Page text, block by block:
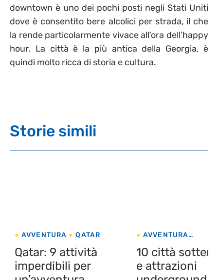
downtown è uno dei pochi posti negli Stati Uniti
dove è consentito bere alcolici per strada, il che
la rende particolarmente vivace all’ora dell’happy
hour. La città è la più antica della Georgia, è
quindi molto ricca di storia e cultura.
Storie simili
AVVENTURA QATAR
Qatar: 9 attività
imperdibili per
AVVENTURA
10 città
e attrazioni